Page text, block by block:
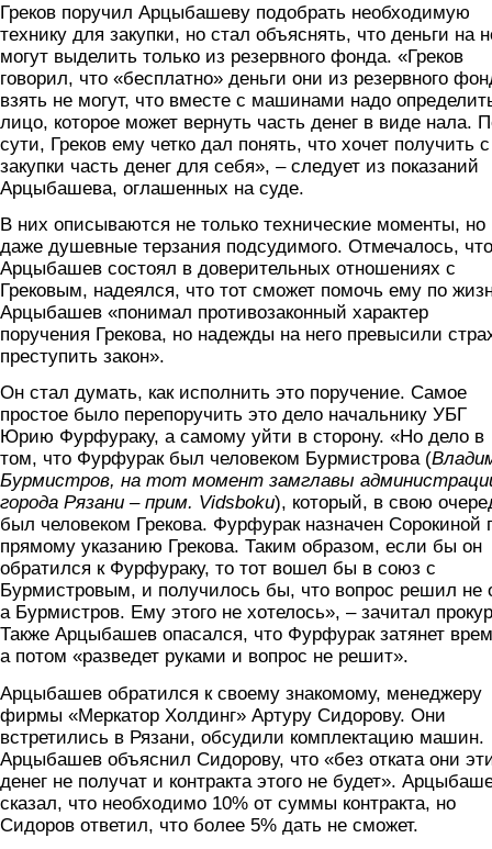
Греков поручил Арцыбашеву подобрать необходимую
технику для закупки, но стал объяснять, что деньги на
могут выделить только из резервного фонда. «Греков
говорил, что «бесплатно» деньги они из резервного
взять не могут, что вместе с машинами надо
лицо, которое может вернуть часть денег в виде нала.
сути, Греков ему четко дал понять, что хочет получить с
закупки часть денег для себя», – следует из показаний
Арцыбашева, оглашенных на суде.
В них описываются не только технические моменты, но
даже душевные терзания подсудимого. Отмечалось, что
Арцыбашев состоял в доверительных отношениях с
Грековым, надеялся, что тот сможет помочь ему по
Арцыбашев «понимал противозаконный характер
поручения Грекова, но надежды на него превысили
преступить закон».
Он стал думать, как исполнить это поручение. Самое
простое было перепоручить это дело начальнику УБГ
Юрию Фурфураку, а самому уйти в сторону. «Но дело в
том, что Фурфурак был человеком Бурмистрова (
Бурмистров, на тот момент замглавы
города Рязани – прим. Vidsboku), который, в свою
был человеком Грекова. Фурфурак назначен Сорокиной
прямому указанию Грекова. Таким образом, если бы он
обратился к Фурфураку, то тот вошел бы в союз с
Бурмистровым, и получилось бы, что вопрос решил не
а Бурмистров. Ему этого не хотелось», – зачитал
Также Арцыбашев опасался, что Фурфурак затянет
а потом «разведет руками и вопрос не решит».
Арцыбашев обратился к своему знакомому, менеджеру
фирмы «Меркатор Холдинг» Артуру Сидорову. Они
встретились в Рязани, обсудили комплектацию машин.
Арцыбашев объяснил Сидорову, что «без отката они
денег не получат и контракта этого не будет».
сказал, что необходимо 10% от суммы контракта, но
Сидоров ответил, что более 5% дать не сможет.